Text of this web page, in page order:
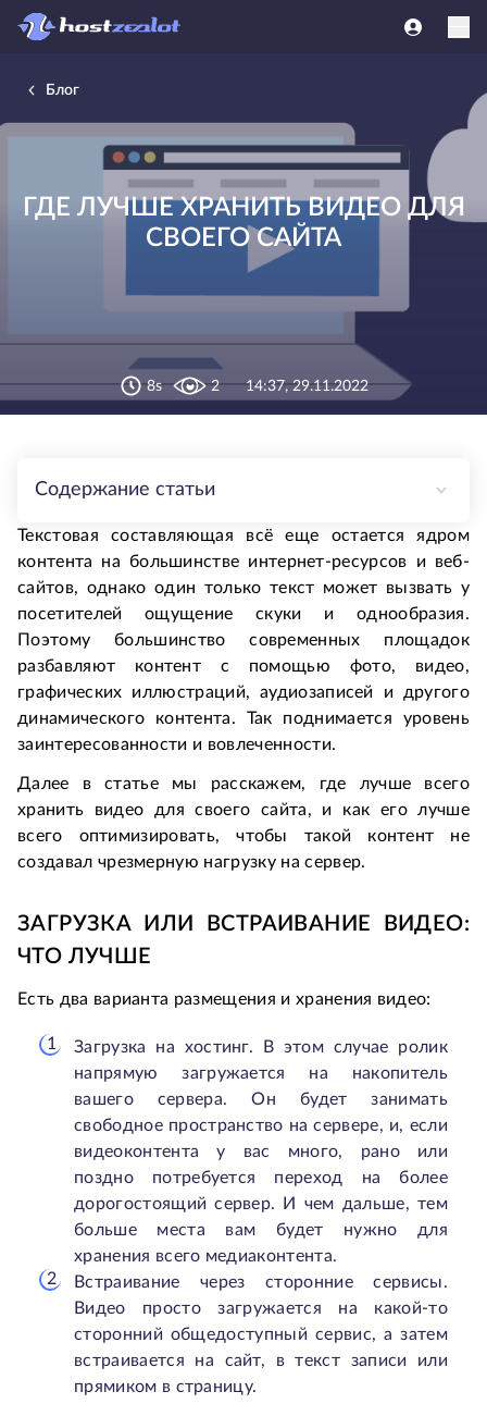
Блог
ГДЕ ЛУЧШЕ ХРАНИТЬ ВИДЕО ДЛЯ
СВОЕГО САЙТА
8s 2 14:37, 29.11.2022
Содержание статьи
Текстовая составляющая всё еще остается ядром
контента на большинстве интернет-ресурсов и веб-
сайтов, однако один только текст может вызвать у
посетителей ощущение скуки и однообразия.
Поэтому большинство современных площадок
разбавляют контент с помощью фото, видео,
графических иллюстраций, аудиозаписей и другого
динамического контента. Так поднимается уровень
заинтересованности и вовлеченности.
Далее в статье мы расскажем, где лучше всего
хранить видео для своего сайта, и как его лучше
всего оптимизировать, чтобы такой контент не
создавал чрезмерную нагрузку на сервер.
ЗАГРУЗКА ИЛИ ВСТРАИВАНИЕ ВИДЕО:
ЧТО ЛУЧШЕ
Есть два варианта размещения и хранения видео:
Загрузка на хостинг. В этом случае ролик
напрямую загружается на накопитель
вашего сервера. Он будет занимать
свободное пространство на сервере, и, если
видеоконтента у вас много, рано или
поздно потребуется переход на более
дорогостоящий сервер. И чем дальше, тем
больше места вам будет нужно для
хранения всего медиаконтента.
Встраивание через сторонние сервисы.
Видео просто загружается на какой-то
сторонний общедоступный сервис, а затем
встраивается на сайт, в текст записи или
прямиком в страницу.